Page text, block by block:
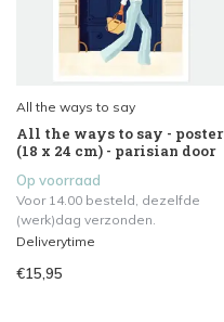
All the ways to say
All the ways to say - poster
(18 x 24 cm) - parisian door
Op voorraad
Voor 14.00 besteld, dezelfde
(werk)dag verzonden.
Deliverytime
€15,95